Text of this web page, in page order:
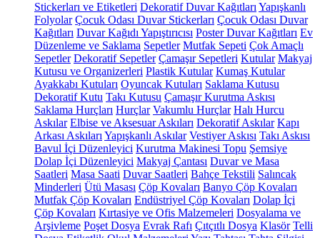
Stickerları ve Etiketleri Dekoratif Duvar Kağıtları Yapışkanlı
Folyolar Çocuk Odası Duvar Stickerları Çocuk Odası Duvar
Kağıtları Duvar Kağıdı Yapıştırıcısı Poster Duvar Kağıtları Ev
Düzenleme ve Saklama Sepetler Mutfak Sepeti Çok Amaçlı
Sepetler Dekoratif Sepetler Çamaşır Sepetleri Kutular Makyaj
Kutusu ve Organizerleri Plastik Kutular Kumaş Kutular
Ayakkabı Kutuları Oyuncak Kutuları Saklama Kutusu
Dekoratif Kutu Takı Kutusu Çamaşır Kurutma Askısı
Saklama Hurçları Hurçlar Vakumlu Hurçlar Halı Hurcu
Askılar Elbise ve Aksesuar Askıları Dekoratif Askılar Kapı
Arkası Askıları Yapışkanlı Askılar Vestiyer Askısı Takı Askısı
Bavul İçi Düzenleyici Kurutma Makinesi Topu Şemsiye
Dolap İçi Düzenleyici Makyaj Çantası Duvar ve Masa
Saatleri Masa Saati Duvar Saatleri Bahçe Tekstili Salıncak
Minderleri Ütü Masası Çöp Kovaları Banyo Çöp Kovaları
Mutfak Çöp Kovaları Endüstriyel Çöp Kovaları Dolap İçi
Çöp Kovaları Kırtasiye ve Ofis Malzemeleri Dosyalama ve
Arşivleme Poşet Dosya Evrak Rafı Çıtçıtlı Dosya Klasör Telli